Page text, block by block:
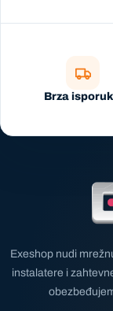
Brza
Exeshop nudi
instalatere i